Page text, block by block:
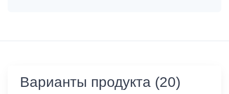
Варианты продукта (20)